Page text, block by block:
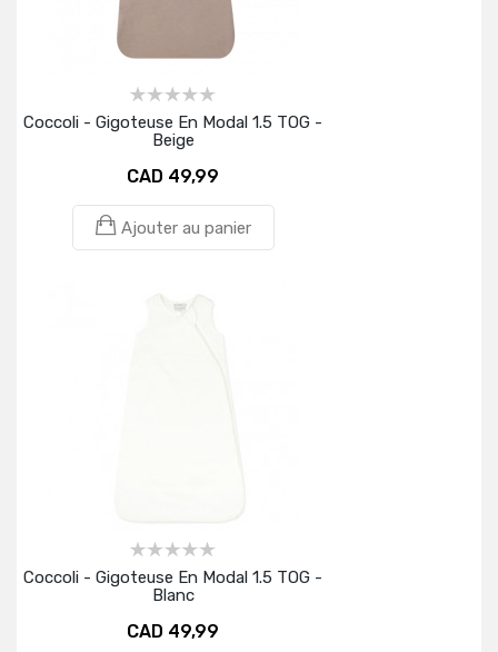
Coccoli - Gigoteuse En Modal 1.5 TOG -
Beige
CAD 49,99
Ajouter au panier
Coccoli - Gigoteuse En Modal 1.5 TOG -
Blanc
CAD 49,99